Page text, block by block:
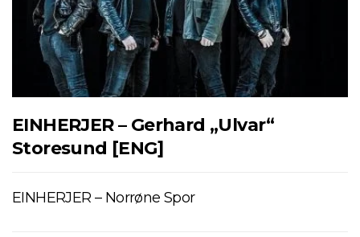
EINHERJER – Gerhard „Ulvar“
Storesund [ENG]
EINHERJER – Norrøne Spor